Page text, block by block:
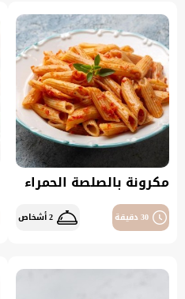
مكرونة بالصلصة الحمراء
30 دقيقة 2 أشخاص